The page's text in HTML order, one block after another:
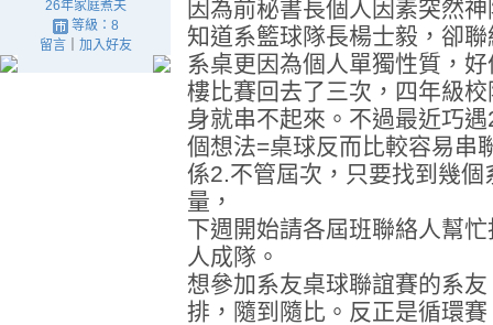
26年家庭煮夫
等級：8
留言｜ 加入好友
因為前秘書長個人因素突然
知道系籃球隊長楊士毅，卻
系桌更因為個人單獨性質，
樓比賽回去了三次，四年級
身就串不起來。不過最近巧
個想法=桌球反而比較容易串
係2.不管屆次，只要找到幾
量，
下週開始請各屆班聯絡人幫
人成隊。
想參加系友桌球聯誼賽的系
排，隨到隨比。反正是循環